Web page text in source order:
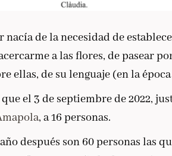
nacía de la necesidad de
a las flores, de pasear
ellas, de su lenguaje (en la
el 3 de septiembre de 2022,
, a 16 personas.
después son 60 personas las